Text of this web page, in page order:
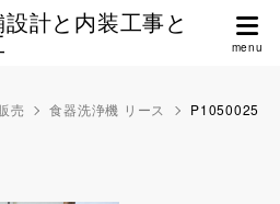
計と内装工事と
売 食器洗浄機 リース P1050025